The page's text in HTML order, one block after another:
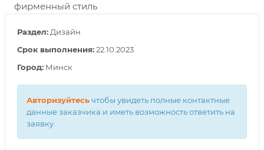
фирменный стиль
Раздел: Дизайн
Срок выполнения:22.10.2023
Город: Минск
Авторизуйтесьчтобы увидеть полные контактные
данные заказчика и иметь возможность ответить на
заявку.